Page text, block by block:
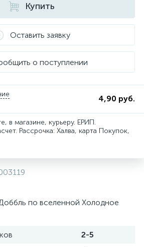
Купить
Оставить заявку
о поступлении
4,90 руб.
в магазине, курьеру. ЕРИП.
Рассрочка: Халва, карта Покупок,
по вселенной Холодное
2-5